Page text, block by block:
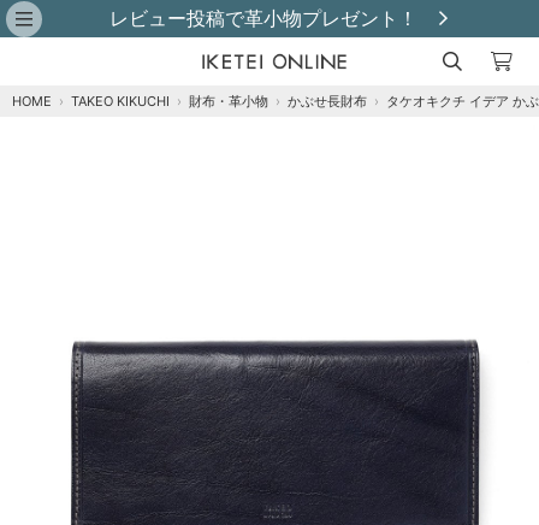
レビュー投稿で革小物プレゼント！
HOME › TAKEO KIKUCHI › 財布・革小物 › かぶせ長財布 › タケオキクチ イデア か
クロ